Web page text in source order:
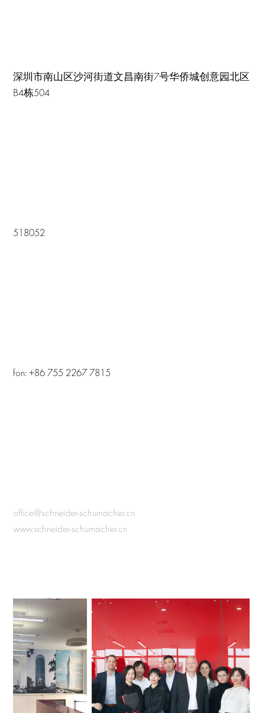
深圳市南山区沙河街道文昌南街7号华侨城创意园北区
B4栋504
518052
fon: +86 755 2267 7815
office@schneider-schumacher.cn
www.schneider-schumacher.cn